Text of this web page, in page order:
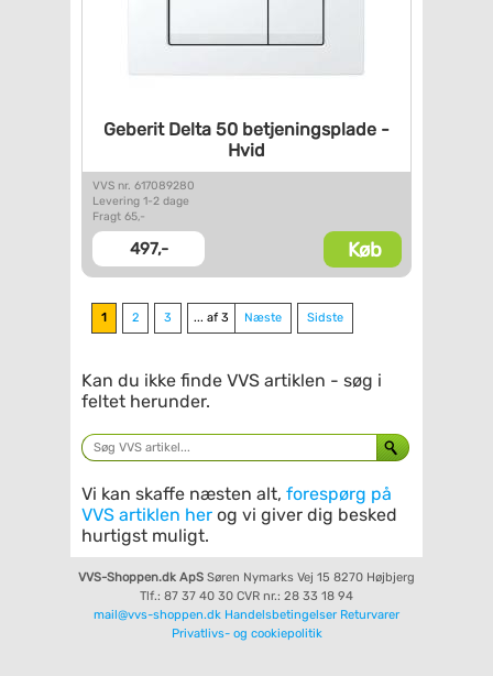
Geberit Delta 50 betjeningsplade -
Hvid
VVS nr. 617089280
Levering 1-2 dage
Fragt 65,-
497,- Køb
1 2 3 ... af 3 Næste Sidste
Kan du ikke finde VVS artiklen - søg i
feltet herunder.
Vi kan skaffe næsten alt, forespørg på
VVS artiklen her og vi giver dig besked
hurtigst muligt.
VVS-Shoppen.dk ApS Søren Nymarks Vej 15 8270 Højbjerg
Tlf.: 87 37 40 30 CVR nr.: 28 33 18 94
mail@vvs-shoppen.dk Handelsbetingelser Returvarer
Privatlivs- og cookiepolitik